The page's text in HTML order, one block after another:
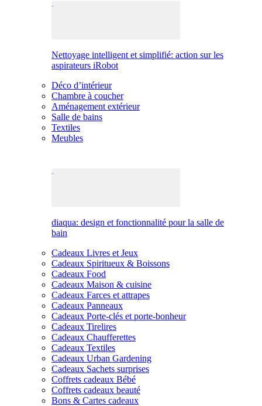
Nettoyage intelligent et simplifié: action sur les
aspirateurs iRobot
Déco d’intérieur
Chambre à coucher
Aménagement extérieur
Salle de bains
Textiles
Meubles
diaqua: design et fonctionnalité pour la salle de
bain
Cadeaux Livres et Jeux
Cadeaux Spiritueux & Boissons
Cadeaux Food
Cadeaux Maison & cuisine
Cadeaux Farces et attrapes
Cadeaux Panneaux
Cadeaux Porte-clés et porte-bonheur
Cadeaux Tirelires
Cadeaux Chaufferettes
Cadeaux Textiles
Cadeaux Urban Gardening
Cadeaux Sachets surprises
Coffrets cadeaux Bébé
Coffrets cadeaux beauté
Bons & Cartes cadeaux